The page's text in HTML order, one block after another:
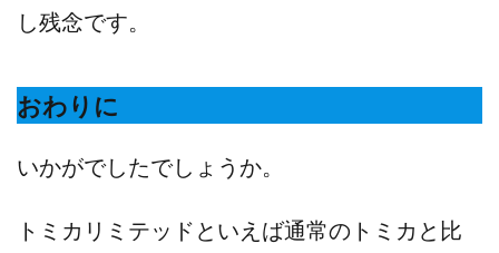
し残念です。
おわりに
いかがでしたでしょうか。
トミカリミテッドといえば通常のトミカと比